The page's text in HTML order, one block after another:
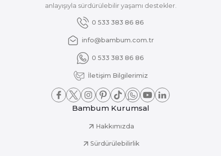
anlayışıyla sürdürülebilir yaşamı destekler.
0 533 383 86 86
info@bambum.com.tr
0 533 383 86 86
İletişim Bilgilerimiz
Bambum Kurumsal
Hakkımızda
Sürdürülebilirlik